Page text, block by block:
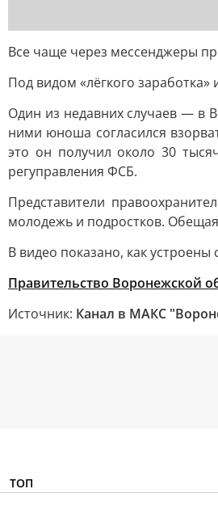
Все чаще через мессенджеры
Под видом «лёгкого
Один из недавних случаев — в
ними юноша согласился
это он получил около 30
регуправления ФСБ.
Представители
молодежь и подростков.
В видео показано, как
Правительство Воронежской
Источник: Канал в МАКС
ТОП